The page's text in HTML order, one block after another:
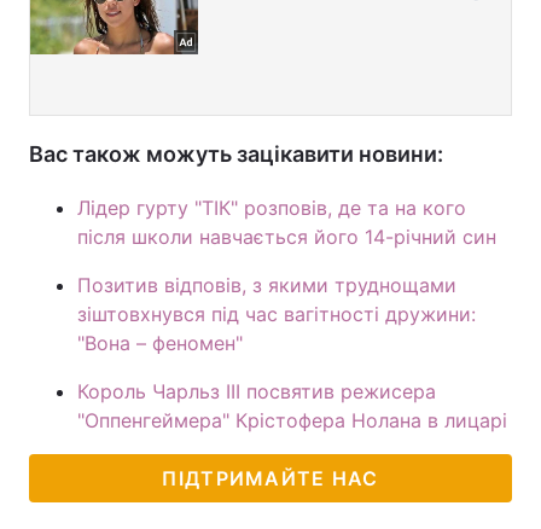
Вас також можуть зацікавити новини:
Лідер гурту "ТІК" розповів, де та на кого
після школи навчається його 14-річний син
Позитив відповів, з якими труднощами
зіштовхнувся під час вагітності дружини:
"Вона – феномен"
Король Чарльз III посвятив режисера
"Оппенгеймера" Крістофера Нолана в лицарі
ПІДТРИМАЙТЕ НАС